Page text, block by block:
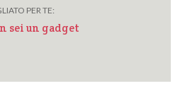
PER TE:
sei un gadget